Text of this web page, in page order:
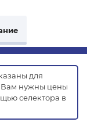
для
Вам нужны цены
селектора в